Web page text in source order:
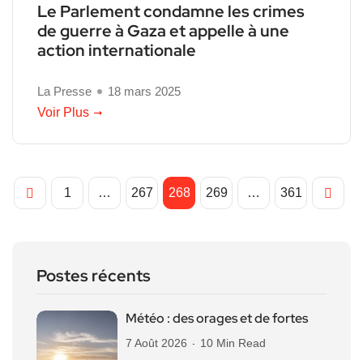
Le Parlement condamne les crimes
de guerre à Gaza et appelle à une
action internationale
La Presse
18 mars 2025
Voir Plus
1 … 267 268 269 … 361
Postes récents
Météo : des orages et de fortes
7 Août 2026 10 Min Read